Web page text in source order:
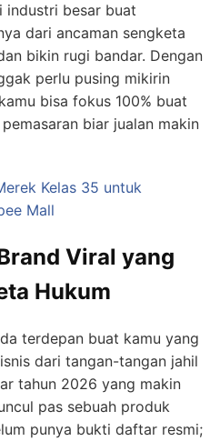
industri besar buat
dari ancaman sengketa
bikin rugi bandar. Dengan
perlu pusing mikirin
bisa fokus 100% buat
biar jualan makin
Kelas 35 untuk
Mall
Viral yang
Hukum
terdepan buat kamu yang
dari tangan-tangan jahil
tahun 2026 yang makin
pas sebuah produk
punya bukti daftar resmi;